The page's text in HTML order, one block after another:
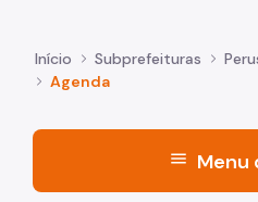
Início Subprefeituras
Agenda
menu Menu